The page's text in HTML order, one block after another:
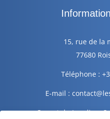
15, rue de la
77680
Téléphone :
E-mail :
Ouvert du Lundi au